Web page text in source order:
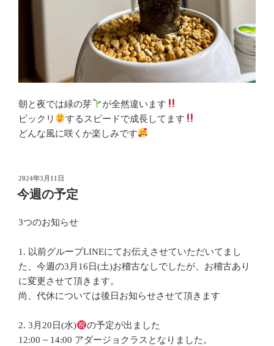
朝と夜では緑の芽
が全然違います
ビックリ
するスピードで成長してます
どんな風に咲くか楽しみです
投
稿
日:
2024年3月11日
今週の予定
3つのお知らせ
1. 以前グループLINEにてお伝えさせていただいてまし
た、今週の3月16日(土)お稽古なしでしたが、お稽古あり
に変更させて頂きます。
尚、代休については後日お知らせさせて頂きます
2. 3月20日(水)
の予定が出ました
12:00 ~ 14:00 アダージョクラスとなりました。